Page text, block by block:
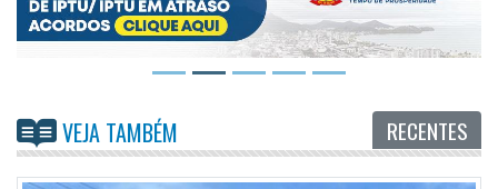
VEJA TAMBÉM RECENTES